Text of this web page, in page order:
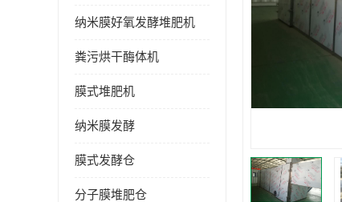
纳米膜好氧发酵堆肥机
粪污烘干酶体机
膜式堆肥机
纳米膜发酵
膜式发酵仓
分子膜堆肥仓